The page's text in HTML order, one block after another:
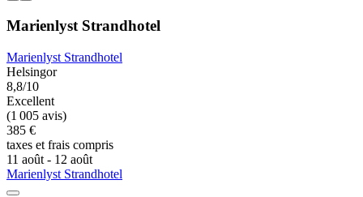
Marienlyst Strandhotel
Marienlyst Strandhotel
Helsingor
8,8/10
Excellent
(1 005 avis)
385 €
taxes et frais compris
11 août - 12 août
Marienlyst Strandhotel